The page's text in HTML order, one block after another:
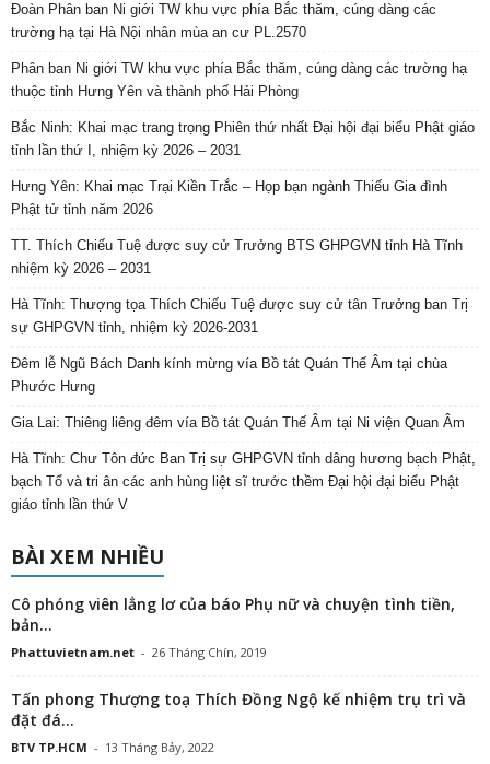
Đoàn Phân ban Ni giới TW khu vực phía Bắc thăm, cúng dàng các
trường hạ tại Hà Nội nhân mùa an cư PL.2570
Phân ban Ni giới TW khu vực phía Bắc thăm, cúng dàng các trường hạ
thuộc tỉnh Hưng Yên và thành phố Hải Phòng
Bắc Ninh: Khai mạc trang trọng Phiên thứ nhất Đại hội đại biểu Phật giáo
tỉnh lần thứ I, nhiệm kỳ 2026 – 2031
Hưng Yên: Khai mạc Trại Kiền Trắc – Họp bạn ngành Thiếu Gia đình
Phật tử tỉnh năm 2026
TT. Thích Chiếu Tuệ được suy cử Trưởng BTS GHPGVN tỉnh Hà Tĩnh
nhiệm kỳ 2026 – 2031
Hà Tĩnh: Thượng tọa Thích Chiếu Tuệ được suy cử tân Trưởng ban Trị
sự GHPGVN tỉnh, nhiệm kỳ 2026-2031
Đêm lễ Ngũ Bách Danh kính mừng vía Bồ tát Quán Thế Âm tại chùa
Phước Hưng
Gia Lai: Thiêng liêng đêm vía Bồ tát Quán Thế Âm tại Ni viện Quan Âm
Hà Tĩnh: Chư Tôn đức Ban Trị sự GHPGVN tỉnh dâng hương bạch Phật,
bạch Tổ và tri ân các anh hùng liệt sĩ trước thềm Đại hội đại biểu Phật
giáo tỉnh lần thứ V
BÀI XEM NHIỀU
Cô phóng viên lẳng lơ của báo Phụ nữ và chuyện tình tiền,
bản...
Phattuvietnam.net - 26 Tháng Chín, 2019
Tấn phong Thượng toạ Thích Đồng Ngộ kế nhiệm trụ trì và
đặt đá...
BTV TP.HCM - 13 Tháng Bảy, 2022